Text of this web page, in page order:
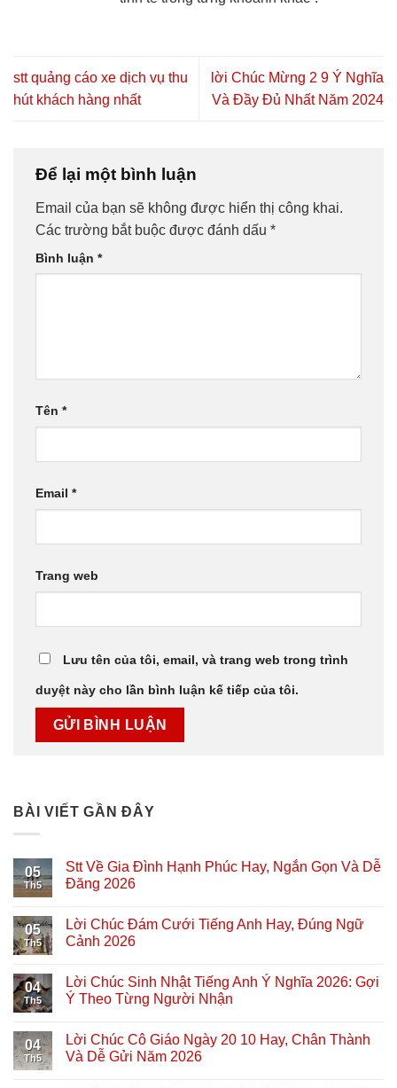
stt quảng cáo xe dịch vụ thu
hút khách hàng nhất
lời Chúc Mừng 2 9 Ý Nghĩa
Và Đầy Đủ Nhất Năm 2024
Để lại một bình luận
Email của bạn sẽ không được hiển thị công khai.
Các trường bắt buộc được đánh dấu *
Bình luận *
Tên *
Email *
Trang web
Lưu tên của tôi, email, và trang web trong trình
duyệt này cho lần bình luận kế tiếp của tôi.
BÀI VIẾT GẦN ĐÂY
05
Th5
Stt Về Gia Đình Hạnh Phúc Hay, Ngắn Gọn Và Dễ
Đăng 2026
05
Th5
Lời Chúc Đám Cưới Tiếng Anh Hay, Đúng Ngữ
Cảnh 2026
04
Th5
Lời Chúc Sinh Nhật Tiếng Anh Ý Nghĩa 2026: Gợi
Ý Theo Từng Người Nhận
04
Th5
Lời Chúc Cô Giáo Ngày 20 10 Hay, Chân Thành
Và Dễ Gửi Năm 2026